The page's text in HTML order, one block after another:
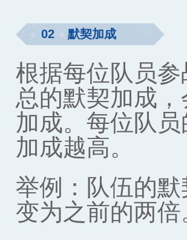
02 默契加成
根据每位队员
总的默契加成
加成。每位队
加成越高。
举例：队伍的
变为之前的两倍